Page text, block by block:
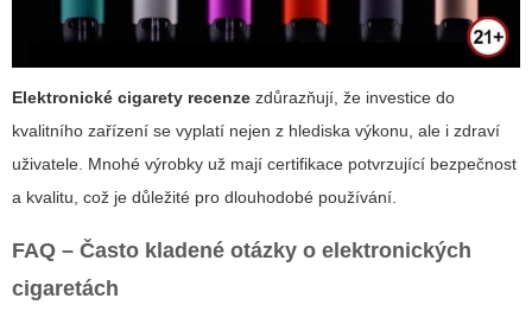
Elektronické cigarety recenze zdůrazňují, že investice do
kvalitního zařízení se vyplatí nejen z hlediska výkonu, ale i zdraví
uživatele. Mnohé výrobky už mají certifikace potvrzující bezpečnost
a kvalitu, což je důležité pro dlouhodobé používání.
FAQ – Často kladené otázky o elektronických
cigaretách